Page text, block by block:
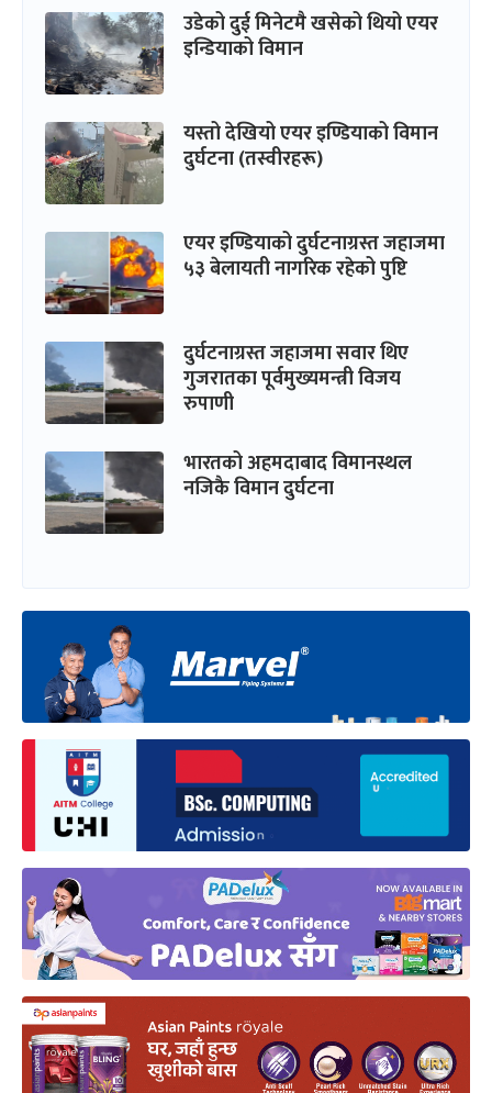
उडेको दुई मिनेटमै खसेको थियो एयर
इन्डियाको विमान
यस्तो देखियो एयर इण्डियाको विमान
दुर्घटना (तस्वीरहरू)
एयर इण्डियाको दुर्घटनाग्रस्त जहाजमा
५३ बेलायती नागरिक रहेको पुष्टि
दुर्घटनाग्रस्त जहाजमा सवार थिए
गुजरातका पूर्वमुख्यमन्त्री विजय
रुपाणी
भारतको अहमदाबाद विमानस्थल
नजिकै विमान दुर्घटना